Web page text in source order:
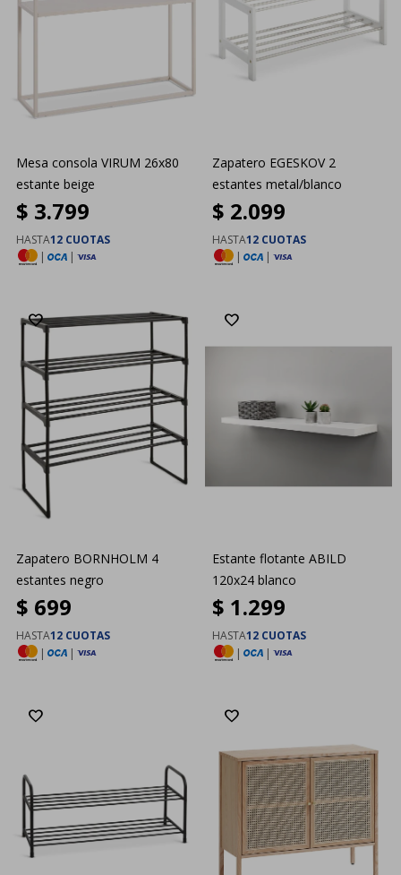
Mesa consola VIRUM 26x80
estante beige
$ 3.799
HASTA12 CUOTAS
|
|
Zapatero EGESKOV 2
estantes metal/blanco
$ 2.099
HASTA12 CUOTAS
|
|
Zapatero BORNHOLM 4
estantes negro
$ 699
HASTA12 CUOTAS
|
|
Estante flotante ABILD
120x24 blanco
$ 1.299
HASTA12 CUOTAS
|
|